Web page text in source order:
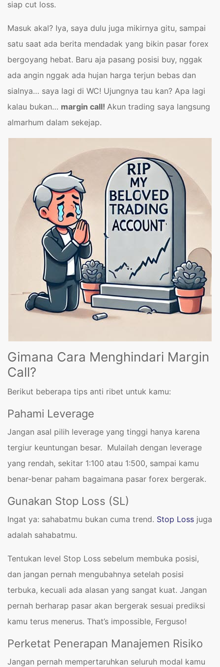
siap cut loss.
Masuk akal? Iya, saya dulu juga mikirnya gitu, sampai
satu saat ada berita mendadak yang bikin pasar forex
bergoyang hebat. Baru aja pasang posisi buy, nggak
ada angin nggak ada hujan harga terjun bebas dan
sialnya… saya lagi di WC! Ujungnya tau kan? Apa lagi
kalau bukan… margin call! Akun trading saya langsung
almarhum dalam sekejap.
Gimana Cara Menghindari Margin
Call?
Berikut beberapa tips anti ribet untuk kamu:
Pahami Leverage
Jangan asal pilih leverage yang tinggi hanya karena
tergiur keuntungan besar. Mulailah dengan leverage
yang rendah, sekitar 1:100 atau 1:500, sampai kamu
benar-benar paham bagaimana pasar forex bergerak.
Gunakan Stop Loss (SL)
Ingat ya: sahabatmu bukan cuma trend. Stop Loss juga
adalah sahabatmu.
Tentukan level Stop Loss sebelum membuka posisi,
dan jangan pernah mengubahnya setelah posisi
terbuka, kecuali ada alasan yang sangat kuat. Jangan
pernah berharap pasar akan bergerak sesuai prediksi
kamu terus menerus. That’s impossible, Ferguso!
Perketat Penerapan Manajemen Risiko
Jangan pernah mempertaruhkan seluruh modal kamu